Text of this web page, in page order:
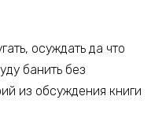
осуждать да что
банить без
из обсуждения книги